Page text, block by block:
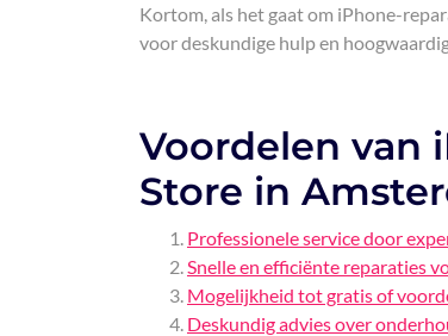
Kortom, als het gaat om iPhone-
voor deskundige hulp en
Voordelen van
Store in
Professionele service door
Snelle en efficiënte reparaties
Mogelijkheid tot gratis of
Deskundig advies over